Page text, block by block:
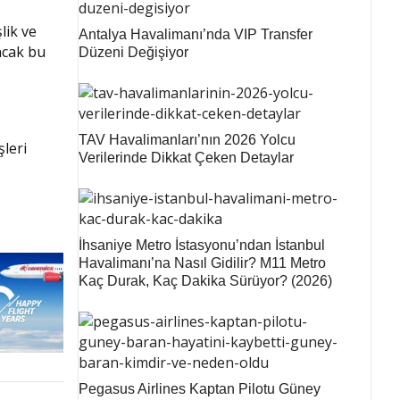
ve
bu
Antalya Havalimanı’nda VIP Transfer
Düzeni Değişiyor
TAV Havalimanları’nın 2026 Yolcu
Verilerinde Dikkat Çeken Detaylar
İhsaniye Metro İstasyonu’ndan İstanbul
Havalimanı’na Nasıl Gidilir? M11 Metro
Kaç Durak, Kaç Dakika Sürüyor? (2026)
Pegasus Airlines Kaptan Pilotu Güney